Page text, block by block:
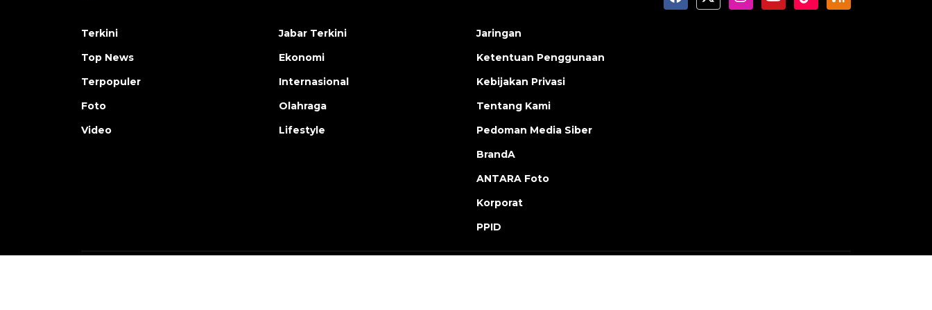
Terkini
Top News
Terpopuler
Foto
Video
Jabar Terkini
Ekonomi
Internasional
Olahraga
Lifestyle
Jaringan
Ketentuan Penggunaan
Kebijakan Privasi
Tentang Kami
Pedoman Media Siber
BrandA
ANTARA Foto
Korporat
PPID